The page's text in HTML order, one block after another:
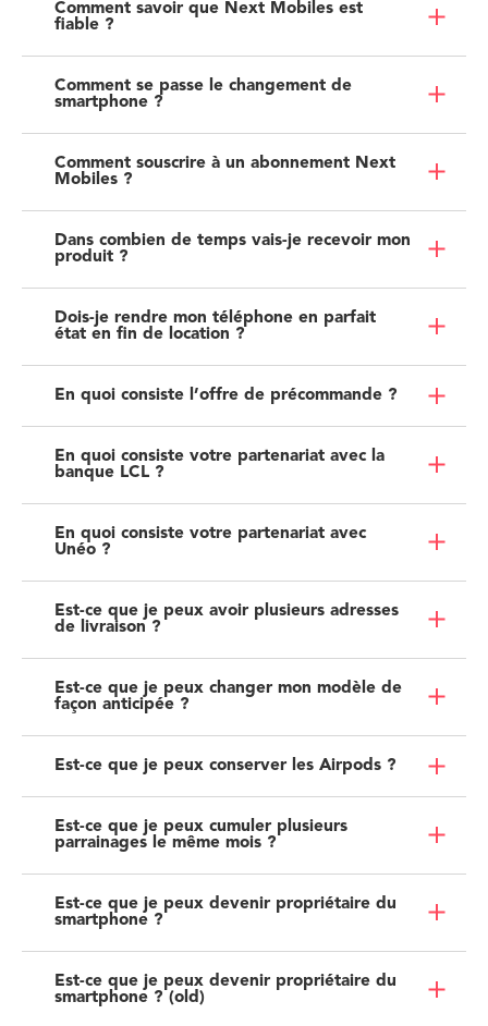
Comment savoir que Next Mobiles est
fiable ?
Comment se passe le changement de
smartphone ?
Comment souscrire à un abonnement Next
Mobiles ?
Dans combien de temps vais-je recevoir mon
produit ?
Dois-je rendre mon téléphone en parfait
état en fin de location ?
En quoi consiste l’offre de précommande ?
En quoi consiste votre partenariat avec la
banque LCL ?
En quoi consiste votre partenariat avec
Unéo ?
Est-ce que je peux avoir plusieurs adresses
de livraison ?
Est-ce que je peux changer mon modèle de
façon anticipée ?
Est-ce que je peux conserver les Airpods ?
Est-ce que je peux cumuler plusieurs
parrainages le même mois ?
Est-ce que je peux devenir propriétaire du
smartphone ?
Est-ce que je peux devenir propriétaire du
smartphone ? (old)